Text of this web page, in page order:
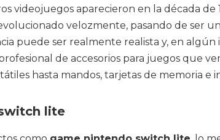
videojuegos aparecieron en la década
velozmente, pasando de ser
puede ser realmente realista y, en
de accesorios para juegos que
hasta mandos, tarjetas de memoria e
lite